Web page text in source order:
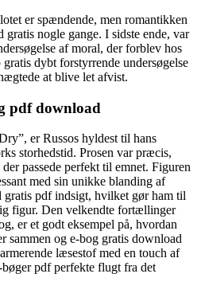
er spændende, men romantikken
nogle gange. I sidste ende, var
af moral, der forblev hos
dybt forstyrrende undersøgelse
at blive let afvist.
pdf download
er Russos hyldest til hans
storhedstid. Prosen var præcis,
passede perfekt til emnet. Figuren
med sin unikke blanding af
pdf indsigt, hvilket gør ham til
figur. Den velkendte fortællinger
er et godt eksempel på, hvordan
sammen og e-bog gratis download
læsestof med en touch af
pdf perfekte flugt fra det